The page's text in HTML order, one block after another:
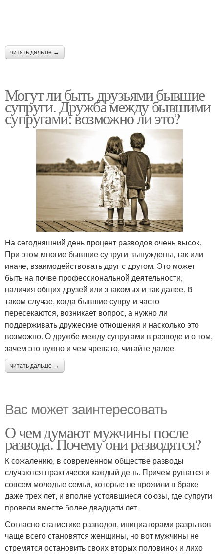
читать дальше →
Могут ли быть друзьями бывшие
супруги. Дружба между бывшими
супругами: возможно ли это?
На сегодняшний день процент разводов очень высок.
При этом многие бывшие супруги вынуждены, так или
иначе, взаимодействовать друг с другом. Это может
быть на почве профессиональной деятельности,
наличия общих друзей или знакомых и так далее. В
таком случае, когда бывшие супруги часто
пересекаются, возникает вопрос, а нужно ли
поддерживать дружеские отношения и насколько это
возможно. О дружбе между супругами в разводе и о том,
зачем это нужно и чем чревато, читайте далее.
читать дальше →
Вас может заинтересовать
О чем думают мужчины после
развода. Почему они разводятся?
К сожалению, в современном обществе разводы
случаются практически каждый день. Причем рушатся и
совсем молодые семьи, которые не прожили в браке
даже трех лет, и вполне устоявшиеся союзы, где супруги
провели вместе более двадцати лет.
Согласно статистике разводов, инициаторами разрывов
чаще всего становятся женщины, но вот мужчины не
стремятся остановить своих вторых половинок и лихо